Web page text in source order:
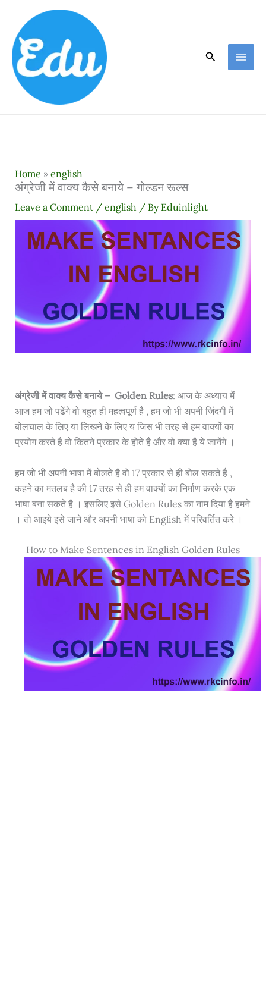
content
Search
Home » english
अंग्रेजी में वाक्य कैसे बनाये – गोल्डन रूल्स
Leave a Comment / english / By Eduinlight
अंग्रेजी में वाक्य कैसे बनाये – Golden Rules: आज के अध्याय में
आज हम जो पढेंगे वो बहुत ही महत्वपूर्ण है , हम जो भी अपनी जिंदगी में
बोलचाल के लिए या लिखने के लिए य जिस भी तरह से हम वाक्यों का
प्रयोग करते है वो कितने प्रकार के होते है और वो क्या है ये जानेंगे ।
हम जो भी अपनी भाषा में बोलते है वो 17 प्रकार से ही बोल सकते है ,
कहने का मतलब है की 17 तरह से ही हम वाक्यों का निर्माण करके एक
भाषा बना सकते है । इसलिए इसे Golden Rules का नाम दिया है हमने
। तो आइये इसे जाने और अपनी भाषा को English में परिवर्तित करे ।
How to Make Sentences in English Golden Rules